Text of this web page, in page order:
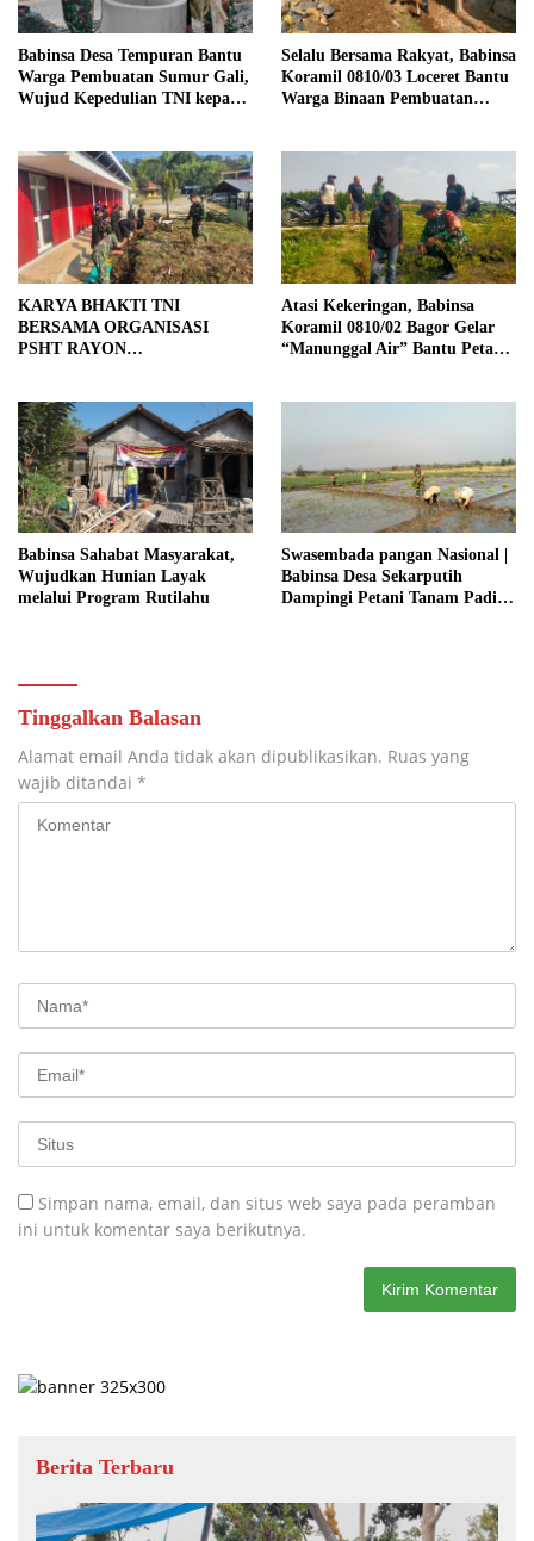
Babinsa Desa Tempuran Bantu
Warga Pembuatan Sumur Gali,
Wujud Kepedulian TNI kepada
Selalu Bersama Rakyat, Babinsa
Koramil 0810/03 Loceret Bantu
Warga Binaan Pembuatan
KARYA BHAKTI TNI
BERSAMA ORGANISASI
PSHT RAYON
ROYONG DAN
KEMANUNGGALAN TNI-
RAKYAT
Atasi Kekeringan, Babinsa
Koramil 0810/02 Bagor Gelar
“Manunggal Air” Bantu Petani
Babinsa Sahabat Masyarakat,
Wujudkan Hunian Layak
melalui Program Rutilahu
Swasembada pangan Nasional |
Babinsa Desa Sekarputih
Dampingi Petani Tanam Padi,
Tinggalkan Balasan
Alamat email Anda tidak akan dipublikasikan. Ruas yang
wajib ditandai *
Simpan nama, email, dan situs web saya pada peramban
ini untuk komentar saya berikutnya.
Berita Terbaru